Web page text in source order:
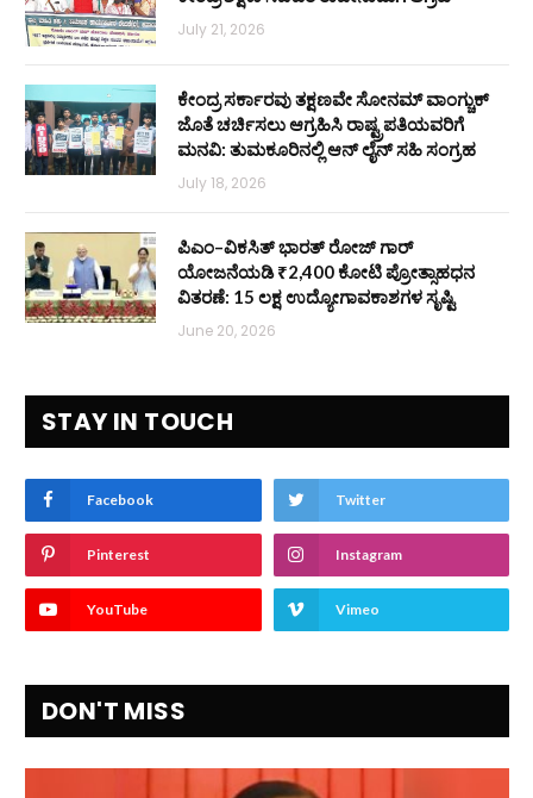
July 21, 2026
ಕೇಂದ್ರ ಸರ್ಕಾರವು ತಕ್ಷಣವೇ ಸೋನಮ್ ವಾಂಗ್ಚುಕ್
ಜೊತೆ ಚರ್ಚಿಸಲು ಆಗ್ರಹಿಸಿ ರಾಷ್ಟ್ರಪತಿಯವರಿಗೆ
ಮನವಿ: ತುಮಕೂರಿನಲ್ಲಿ ಆನ್‌ ಲೈನ್ ಸಹಿ ಸಂಗ್ರಹ
July 18, 2026
ಪಿಎಂ–ವಿಕಸಿತ್ ಭಾರತ್ ರೋಜ್‌ ಗಾರ್
ಯೋಜನೆಯಡಿ ₹2,400 ಕೋಟಿ ಪ್ರೋತ್ಸಾಹಧನ
ವಿತರಣೆ: 15 ಲಕ್ಷ ಉದ್ಯೋಗಾವಕಾಶಗಳ ಸೃಷ್ಟಿ
June 20, 2026
STAY IN TOUCH
Facebook Twitter
Pinterest Instagram
YouTube Vimeo
DON'T MISS